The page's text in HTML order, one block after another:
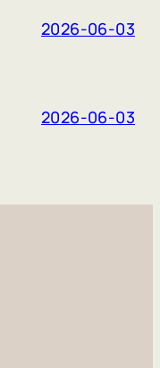
2026-06-03
2026-06-03